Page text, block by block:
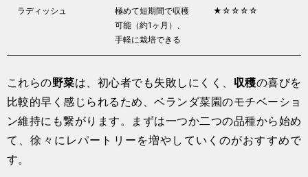
ラディッシュ
極めて短期間で収穫
可能（約1ヶ月）、
手軽に栽培できる
★☆☆☆☆
これらの野菜は、初心者でも失敗しにくく、 収穫の喜びを
比較的早く感じられるため、ベランダ菜園のモチベーショ
ン維持にも繋がります。まずは一つか二つの品種から始め
て、徐々にレパートリーを増やしていくのがおすすめで
す。